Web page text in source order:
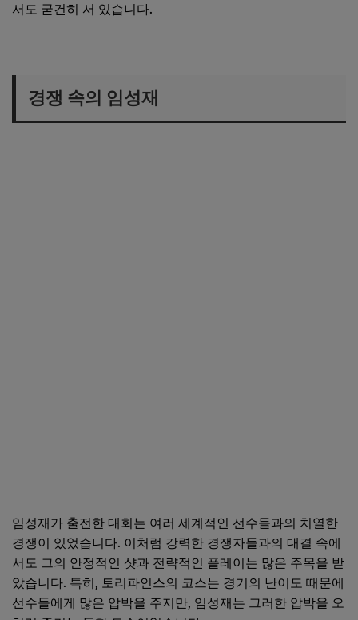
서도 굳건히 서 있습니다.
경쟁 속의 임성재
임성재가 출전한 대회는 여러 세계적인 선수들과의 치열한
경쟁이 있었습니다. 이처럼 강력한 경쟁자들과의 대결 속에
서도 그의 안정적인 샷과 전략적인 플레이는 많은 주목을 받
았습니다. 특히, 토리파인스의 코스는 경기의 난이도 때문에
선수들에게 많은 압박을 주지만, 임성재는 그러한 압박을 오